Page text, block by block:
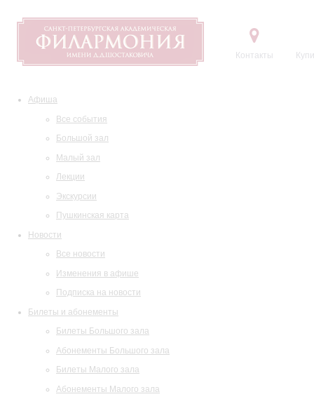
Контакты
Афиша
Все события
Большой зал
Малый зал
Лекции
Экскурсии
Пушкинская карта
Новости
Все новости
Изменения в афише
Подписка на новости
Билеты и абонементы
Билеты Большого зала
Абонементы Большого зала
Билеты Малого зала
Абонементы Малого зала